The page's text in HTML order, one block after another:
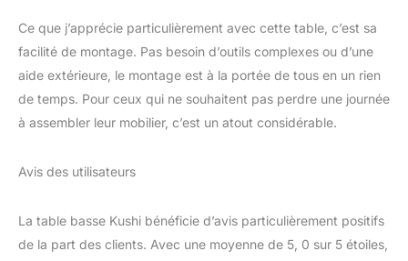
Ce que j’apprécie particulièrement avec cette table, c’est sa
facilité de montage. Pas besoin d’outils complexes ou d’une
aide extérieure, le montage est à la portée de tous en un rien
de temps. Pour ceux qui ne souhaitent pas perdre une journée
à assembler leur mobilier, c’est un atout considérable.
Avis des utilisateurs
La table basse Kushi bénéficie d’avis particulièrement positifs
de la part des clients. Avec une moyenne de 5, 0 sur 5 étoiles,